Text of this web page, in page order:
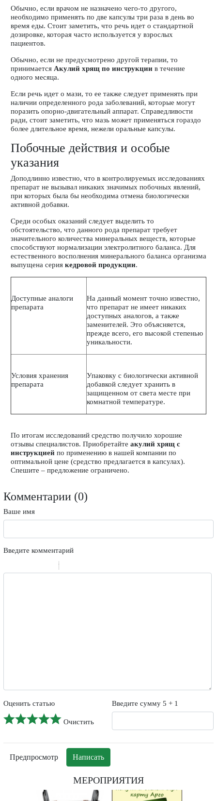
Обычно, если врачом не назначено чего-то другого,
необходимо применять по две капсулы три раза в день во
время еды. Стоит заметить, что речь идет о стандартной
дозировке, которая часто используется у взрослых
пациентов.
Обычно, если не предусмотрено другой терапии, то
принимается Акулий хрящ по инструкции в течение
одного месяца.
Если речь идет о мази, то ее также следует применять при
наличии определенного рода заболеваний, которые могут
поразить опорно-двигательный аппарат. Справедливости
ради, стоит заметить, что мазь может применяться гораздо
более длительное время, нежели оральные капсулы.
Побочные действия и особые
указания
Доподлинно известно, что в контролируемых исследованиях
препарат не вызывал никаких значимых побочных явлений,
при которых была бы необходима отмена биологически
активной добавки.
Среди особых оказаний следует выделить то
обстоятельство, что данного рода препарат требует
значительного количества минеральных веществ, которые
способствуют нормализации электролитного баланса. Для
естественного восполнения минерального баланса организма
выпущена серия кедровой продукции.
Доступные аналоги
препарата
На данный момент точно известно,
что препарат не имеет никаких
доступных аналогов, а также
заменителей. Это объясняется,
прежде всего, его высокой степенью
уникальности.
Условия хранения
препарата
Упаковку с биологически активной
добавкой следует хранить в
защищенном от света месте при
комнатной температуре.
По итогам исследований средство получило хорошие
отзывы специалистов. Приобретайте акулий хрящ с
инструкцией по применению в нашей компании по
оптимальной цене (средство предлагается в капсулах).
Спешите – предложение ограничено.
Комментарии (0)
Ваше имя
Введите комментарий
-
-
Оценить статью
Очистить
Введите сумму 5 + 1
МЕРОПРИЯТИЯ